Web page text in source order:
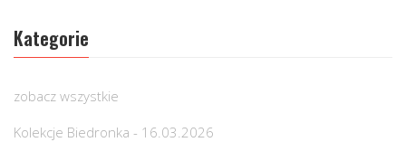
Kategorie
zobacz wszystkie
Kolekcje Biedronka - 16.03.2026